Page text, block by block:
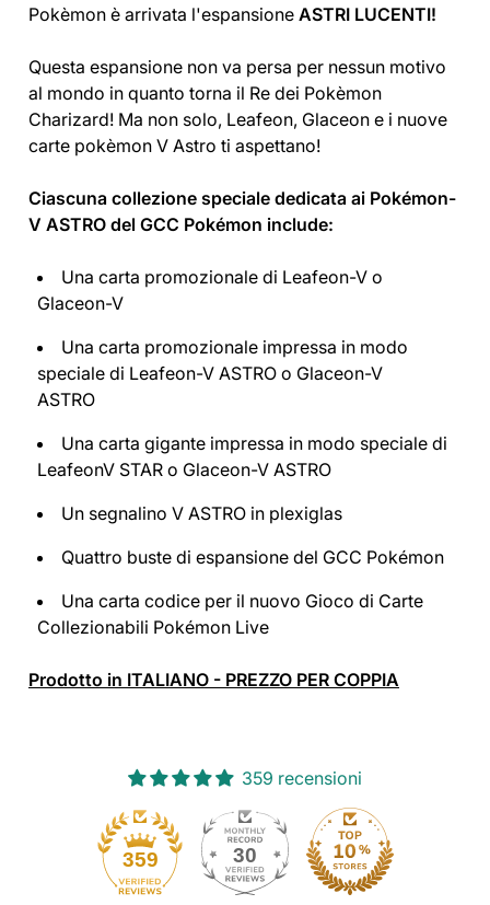
Pokèmon è arrivata l'espansione ASTRI LUCENTI!
Questa espansione non va persa per nessun motivo
al mondo in quanto torna il Re dei Pokèmon
Charizard! Ma non solo, Leafeon, Glaceon e i nuove
carte pokèmon V Astro ti aspettano!
Ciascuna collezione speciale dedicata ai Pokémon-
V ASTRO del GCC Pokémon include:
Una carta promozionale di Leafeon-V o
Glaceon-V
Una carta promozionale impressa in modo
speciale di Leafeon-V ASTRO o Glaceon-V
ASTRO
Una carta gigante impressa in modo speciale di
LeafeonV STAR o Glaceon-V ASTRO
Un segnalino V ASTRO in plexiglas
Quattro buste di espansione del GCC Pokémon
Una carta codice per il nuovo Gioco di Carte
Collezionabili Pokémon Live
Prodotto in ITALIANO - PREZZO PER COPPIA
359 recensioni
359 30